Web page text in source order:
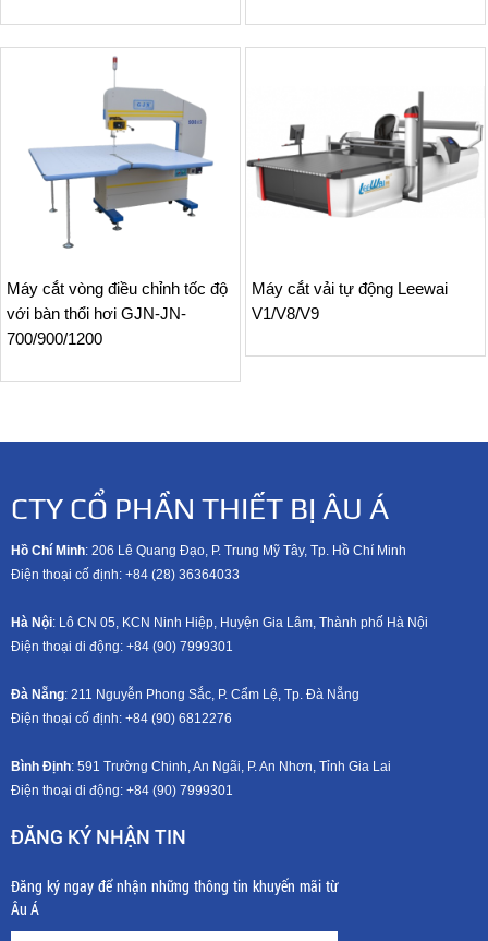
Máy cắt vòng điều chỉnh tốc độ
với bàn thổi hơi GJN-JN-
700/900/1200
Máy cắt vải tự động Leewai
V1/V8/V9
CTY CỔ PHẦN THIẾT BỊ ÂU Á
Hồ Chí Minh: 206 Lê Quang Đạo, P. Trung Mỹ Tây, Tp. Hồ Chí Minh
Điện thoại cố định: +84 (28) 36364033
Hà Nội: Lô CN 05, KCN Ninh Hiệp, Huyện Gia Lâm, Thành phố Hà Nội
Điện thoại di động: +84 (90) 7999301
Đà Nẵng: 211 Nguyễn Phong Sắc, P. Cẩm Lệ, Tp. Đà Nẵng
Điện thoại cố định: +84 (90) 6812276
Bình Định: 591 Trường Chinh, An Ngãi, P. An Nhơn, Tỉnh Gia Lai
Điện thoại di động: +84 (90) 7999301
ĐĂNG KÝ NHẬN TIN
Đăng ký ngay để nhận những thông tin khuyến mãi từ
Âu Á